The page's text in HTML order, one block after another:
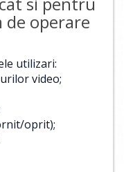
de operare
utilizari:
video;
oprit);